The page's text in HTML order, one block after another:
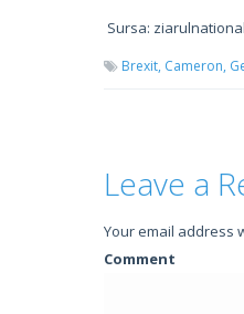
Sursa:
Brexit, Cameron,
Leave a
Your email address
Comment